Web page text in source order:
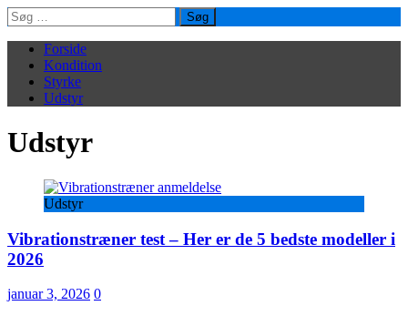
Søg
efter:
Forside
Kondition
Styrke
Udstyr
Udstyr
Udstyr
Vibrationstræner test – Her er de 5 bedste modeller i
2026
januar 3, 2026 0